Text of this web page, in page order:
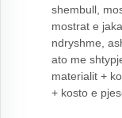
shembull,
mostrat e
ndryshme,
ato me
materialit +
+ kosto e